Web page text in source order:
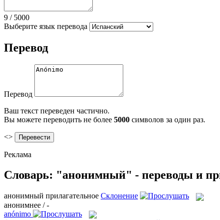
9 / 5000
Выберите язык перевода
Перевод
Перевод
Ваш текст переведен частично.
Вы можете переводить не более 5000 символов за один раз.
<>
Реклама
Словарь: "анонимный" - переводы и
анонимный прилагательное Склонение
анонимнее / -
anónimo